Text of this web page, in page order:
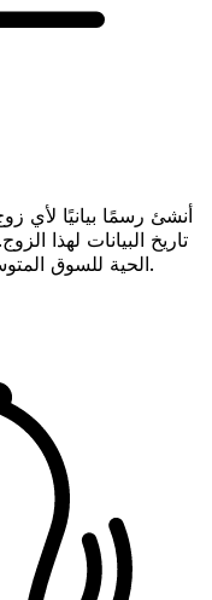
أنشئ رسمًا بيانيًا لأي
تاريخ البيانات لهذا
الحية للسوق المتوسط، وهي سهلة الاستخدام وموثوقة تمامًا.